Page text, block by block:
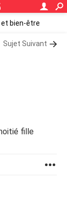
et bien-être
Sujet Suivant
fille